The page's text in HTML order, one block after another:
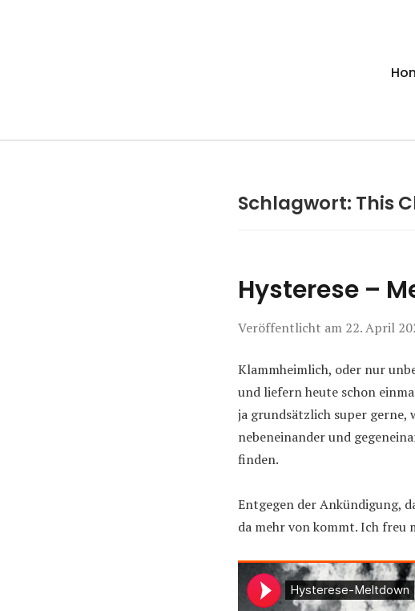
Manierenversagen
Schlagwort: This
Hysterese –
Veröffentlicht am 22. April
Klammheimlich, oder nur
und liefern heute schon
ja grundsätzlich super gerne,
nebeneinander und
finden.
Entgegen der Ankündigung,
da mehr von kommt. Ich freu